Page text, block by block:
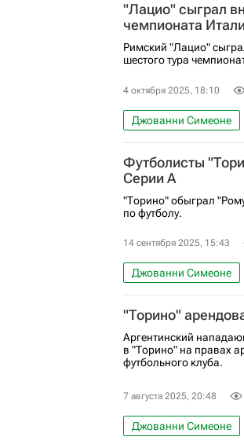
"Лацио" сыграл
чемпионата
Римский "Лацио"
шестого тура
4 октября 2025, 18:10
Джованни Симеоне
Торино
Серия А
Футболисты
Серии А
"Торино" обыграл
по футболу.
14 сентября 2025, 15:43
Джованни Симеоне
Серия А 2026-2027
"Торино"
Аргентинский
в "Торино" на правах
футбольного клуба.
7 августа 2025, 20:48
Джованни Симеоне